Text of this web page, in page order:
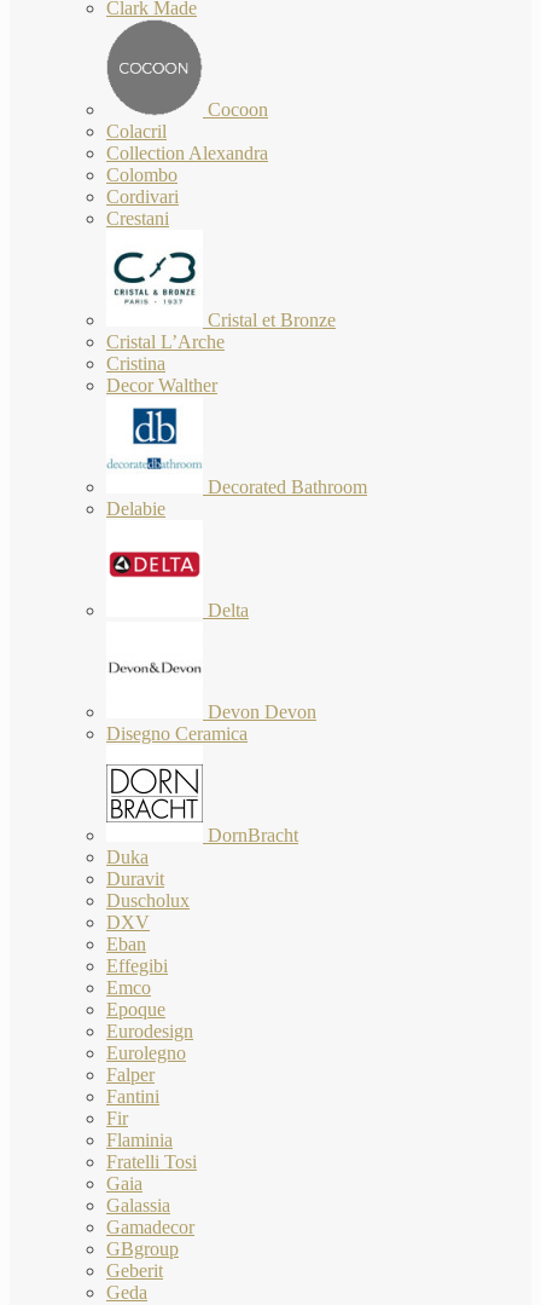
Clark Made
Cocoon
Colacril
Collection Alexandra
Colombo
Cordivari
Crestani
Cristal et Bronze
Cristal L’Arche
Cristina
Decor Walther
Decorated Bathroom
Delabie
Delta
Devon Devon
Disegno Ceramica
DornBracht
Duka
Duravit
Duscholux
DXV
Eban
Effegibi
Emco
Epoque
Eurodesign
Eurolegno
Falper
Fantini
Fir
Flaminia
Fratelli Tosi
Gaia
Galassia
Gamadecor
GBgroup
Geberit
Geda